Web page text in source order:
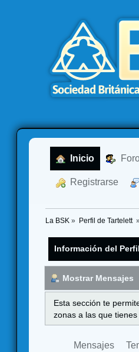
Inicio
Registrarse
La BSK » Perfil de Tartelett »
Información del Perfil
Mostrar Mensajes
Esta sección te
zonas a las que
Mensajes